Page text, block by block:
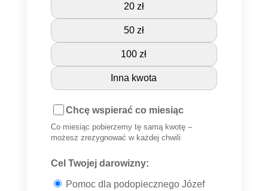
20 zł
50 zł
100 zł
Inna kwota
Chcę wspierać co miesiąc
Co miesiąc pobierzemy tę samą kwotę –
możesz zrezygnować w każdej chwili
Cel Twojej darowizny:
Pomoc dla podopiecznego Józef